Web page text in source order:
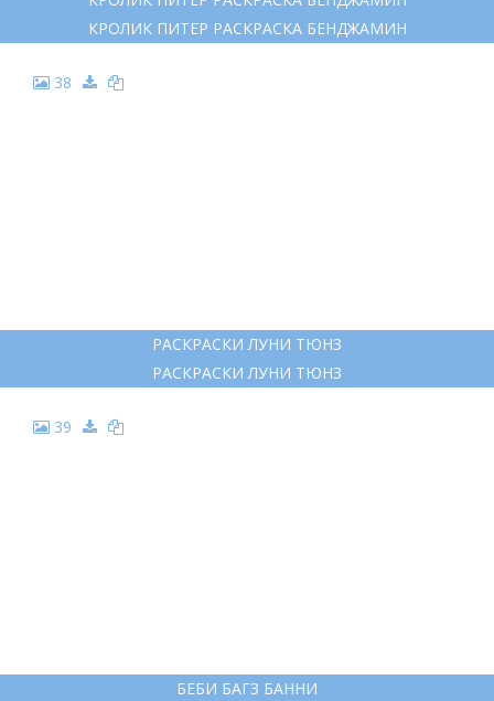
КРОЛИК ПИТЕР РАСКРАСКА БЕНДЖАМИН
38
РАСКРАСКИ ЛУНИ ТЮНЗ
РАСКРАСКИ ЛУНИ ТЮНЗ
39
БЕБИ БАГЗ БАННИ